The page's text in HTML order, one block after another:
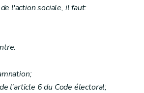
l'action sociale, il faut:
l'article 6 du Code électoral;